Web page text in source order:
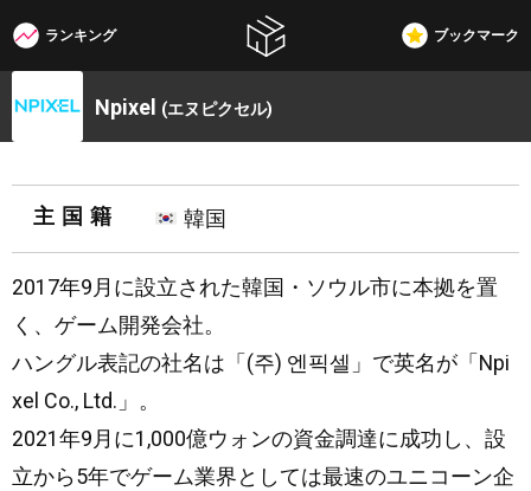
W3G
ランキング ブックマーク
Npixel (エヌピクセル)
主国籍 韓国
2017年9月に設立された韓国・ソウル市に本拠を置
く、ゲーム開発会社。
ハングル表記の社名は「(주) 엔픽셀」で英名が「Npi
xel Co., Ltd.」。
2021年9月に1,000億ウォンの資金調達に成功し、設
立から5年でゲーム業界としては最速のユニコーン企